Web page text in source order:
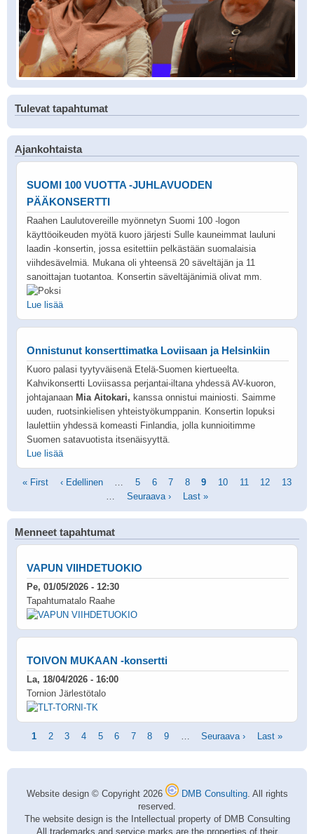
Tulevat tapahtumat
Ajankohtaista
SUOMI 100 VUOTTA -JUHLAVUODEN
PÄÄKONSERTTI
Raahen Laulutovereille myönnetyn Suomi 100 -logon
käyttöoikeuden myötä kuoro järjesti Sulle kauneimmat lauluni
laadin -konsertin, jossa esitettiin pelkästään suomalaisia
viihdesävelmiä. Mukana oli yhteensä 20 säveltäjän ja 11
sanoittajan tuotantoa. Konsertin säveltäjänimiä olivat mm.
Lue lisää
Onnistunut konserttimatka Loviisaan ja Helsinkiin
Kuoro palasi tyytyväisenä Etelä-Suomen kiertueelta.
Kahvikonsertti Loviisassa perjantai-iltana yhdessä AV-kuoron,
johtajanaan Mia Aitokari, kanssa onnistui mainiosti. Saimme
uuden, ruotsinkielisen yhteistyökumppanin. Konsertin lopuksi
laulettiin yhdessä komeasti Finlandia, jolla kunnioitimme
Suomen satavuotista itsenäisyyttä.
Lue lisää
Sivutus
Ensimmäinen
« First
Edellinen
‹ Edellinen … Sivu
5 Sivu
6 Sivu
7 Sivu
8
Tämänhetkinen
sivu
9 Sivu
10 Sivu
11 Sivu
12 Sivu
13
…
Seuraava
sivu
Seuraava ›
Viimeinen
sivu
Last »
Menneet tapahtumat
VAPUN VIIHDETUOKIO
Pe, 01/05/2026 - 12:30
Tapahtumatalo Raahe
TOIVON MUKAAN -konsertti
La, 18/04/2026 - 16:00
Tornion Järlestötalo
Sivutus
Tämänhetkinen
sivu
1 Sivu
2 Sivu
3 Sivu
4 Sivu
5 Sivu
6 Sivu
7 Sivu
8 Sivu
9 …
Seuraava
sivu
Seuraava ›
Viimeinen
sivu
Last »
Website design © Copyright 2026 DMB Consulting. All rights
reserved.
The website design is the Intellectual property of DMB Consulting